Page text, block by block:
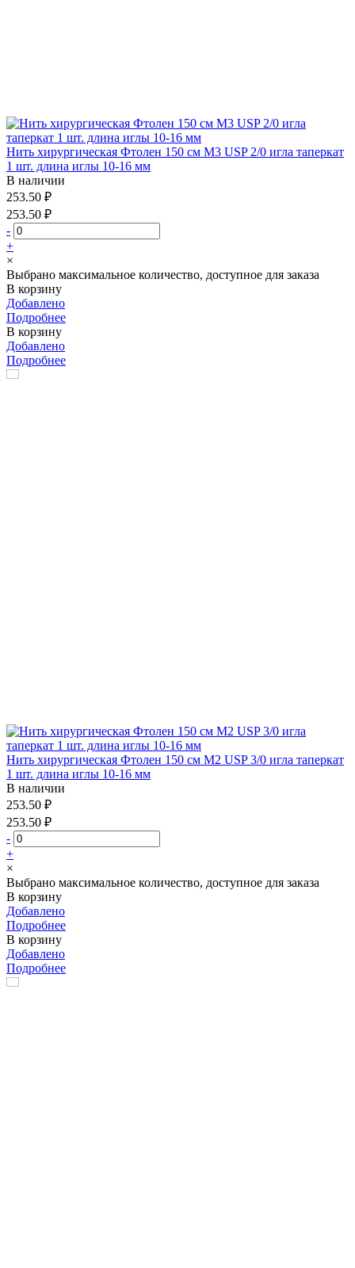
Нить хирургическая Фтолен 150 см М3 USP 2/0 игла таперкат
1 шт. длина иглы 10-16 мм
В наличии
253.50 ₽
253.50 ₽
-
+
×
Выбрано максимальное количество, доступное для заказа
В корзину
Добавлено
Подробнее
В корзину
Добавлено
Подробнее
Нить хирургическая Фтолен 150 см М2 USP 3/0 игла таперкат
1 шт. длина иглы 10-16 мм
В наличии
253.50 ₽
253.50 ₽
-
+
×
Выбрано максимальное количество, доступное для заказа
В корзину
Добавлено
Подробнее
В корзину
Добавлено
Подробнее